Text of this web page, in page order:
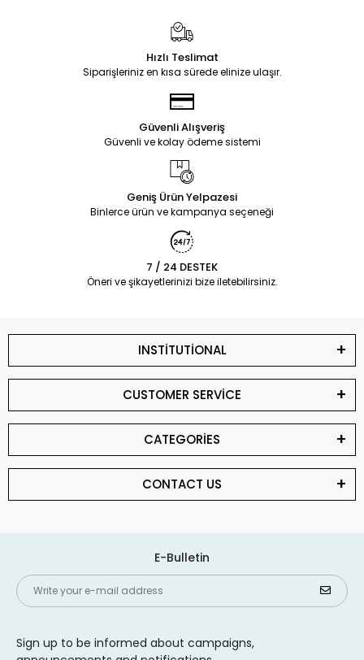
Hızlı Teslimat
Siparişleriniz en kısa sürede elinize ulaşır.
Güvenli Alışveriş
Güvenli ve kolay ödeme sistemi
Geniş Ürün Yelpazesi
Binlerce ürün ve kampanya seçeneği
7 / 24 DESTEK
Öneri ve şikayetlerinizi bize iletebilirsiniz.
INSTİTUTİONAL
CUSTOMER SERVİCE
CATEGORİES
CONTACT US
E-Bulletin
Sign up to be informed about campaigns,